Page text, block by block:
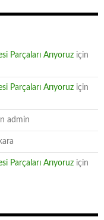
Parçaları Arıyoruz için
Parçaları Arıyoruz için
admin
Parçaları Arıyoruz için